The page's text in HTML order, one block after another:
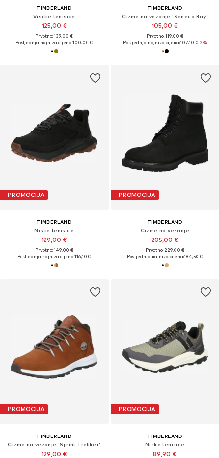
TIMBERLAND
Visoke tenisice
125,00 €
Prvotno: 139,00 €
Posljednja najniža cijena:100,00 €
TIMBERLAND
Čizme na vezanje 'Seneca Bay'
105,00 €
Prvotno: 119,00 €
Posljednja najniža cijena:107,10 €-2%
PROMOCIJA
TIMBERLAND
Niske tenisice
129,00 €
Prvotno: 149,00 €
Posljednja najniža cijena:116,10 €
PROMOCIJA
TIMBERLAND
Čizme na vezanje
205,00 €
Prvotno: 229,00 €
Posljednja najniža cijena:184,50 €
PROMOCIJA
TIMBERLAND
Čizme na vezanje 'Sprint Trekker'
129,00 €
PROMOCIJA
TIMBERLAND
Niske tenisice
89,90 €